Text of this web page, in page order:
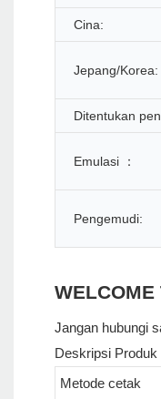
Cina:
Jepang/Korea:
Ditentukan
Emulasi ：
Pengemudi:
WELCOME
Jangan hubungi
Deskripsi Produk
Metode cetak